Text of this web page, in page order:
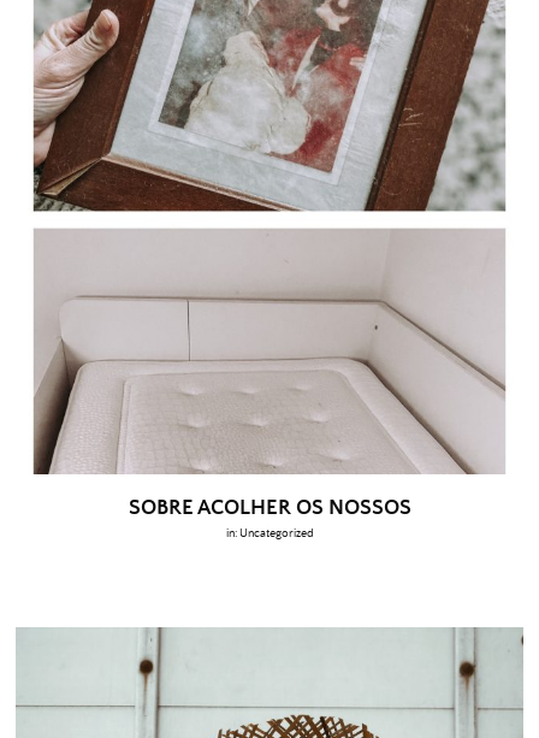
SOBRE ACOLHER OS NOSSOS
in: Uncategorized